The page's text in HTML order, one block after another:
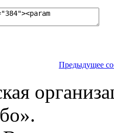
Предыдущее